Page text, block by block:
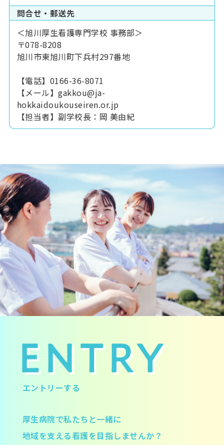
問合せ・郵送先
＜旭川厚生看護専門学校 事務部＞
〒078-8208
旭川市東旭川町下兵村297番地
【電話】0166-36-8071
【メール】gakkou@ja-
hokkaidoukouseiren.or.jp
【担当者】副学校長：岡 美由紀
エントリーする
厚生病院で私たちと一緒に
地域を支える看護を目指しませんか？